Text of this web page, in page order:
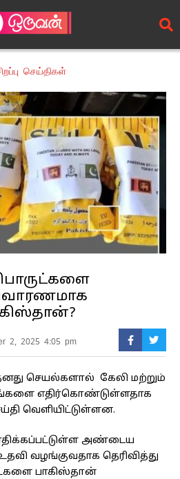
செய்திகள்
2, 2025 4:05 pm
செயல்களால் கேலி மற்றும்
எதிர்கொண்டுள்ளதாக
வெளியிட்டுள்ளன.
அண்டைய
வழங்குவதாக தெரிவித்து
பாகிஸ்தான்